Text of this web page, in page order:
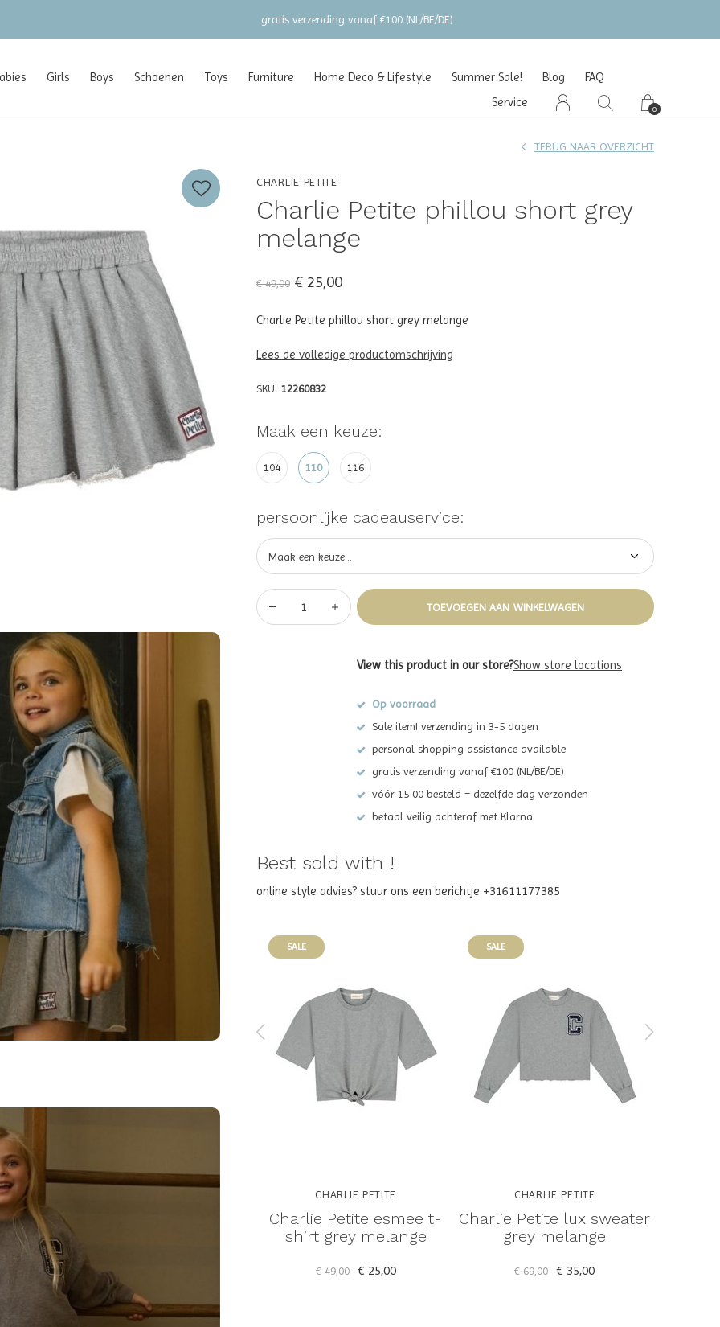
Girls Boys Schoenen Toys Furniture Home Deco & Lifestyle Summer Sale! Blog
FAQ
Service
0
gratis verzending vanaf €100 (NL/BE/DE)
CHARLIE PETITE
Charlie Petite phillou short grey
melange
TERUG NAAR OVERZICHT
€ 49,00 € 25,00
Charlie Petite phillou short grey melange
Lees de volledige productomschrijving
SKU: 12260832
Maak een keuze:
104 110 116
persoonlijke cadeauservice:
TOEVOEGEN AAN WINKELWAGEN
View this product in our store?Show store locations
Op voorraad
Sale item! verzending in 3-5 dagen
personal shopping assistance available
gratis verzending vanaf €100 (NL/BE/DE)
vóór 15:00 besteld = dezelfde dag verzonden
betaal veilig achteraf met Klarna
Best sold with !
online style advies? stuur ons een berichtje +31611177385
SALE SALE
CHARLIE PETITE
Charlie Petite esmee t-
shirt grey melange
€ 49,00 € 25,00
SALE
CHARLIE PETITE
Charlie Petite lux sweater
grey melange
€ 69,00 € 35,00